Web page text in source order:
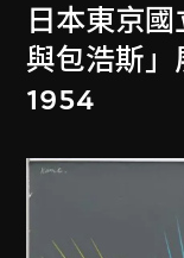
日本東京
與包浩斯」
1954